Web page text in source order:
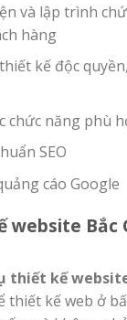
và lập trình
hàng
kế độc
chức năng phù
SEO
cáo Google
website Bắc
thiết kế
thiết kế web ở